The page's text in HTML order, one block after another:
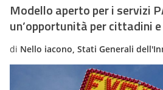
Modello aperto per i servizi
un’opportunità per cittadini
di Nello iacono, Stati Generali